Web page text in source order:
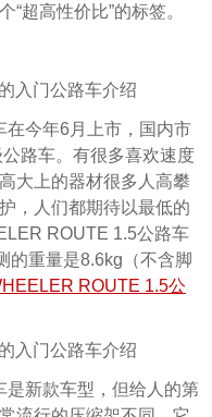
超高性价比”的标签。
今年6月上市，国内市
路车。有很多喜欢速度
大上的器材很多人高攀
，人们都期待以最低的
ROUTE 1.5公路车
的重量是8.6kg（不含脚
ROUTE 1.5公
新款车型，但给人的第